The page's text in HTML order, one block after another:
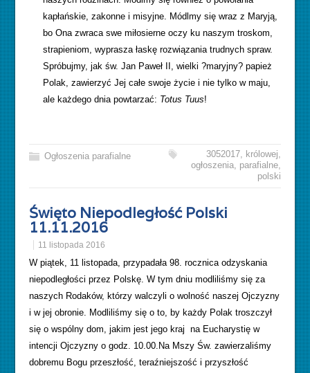
kapłańskie, zakonne i misyjne. Módlmy się wraz z Maryją,
bo Ona zwraca swe miłosierne oczy ku naszym troskom,
strapieniom, wyprasza łaskę rozwiązania trudnych spraw.
Spróbujmy, jak św. Jan Paweł II, wielki ?maryjny? papież
Polak, zawierzyć Jej całe swoje życie i nie tylko w maju,
ale każdego dnia powtarzać: Totus Tuus!
Ogłoszenia parafialne 3052017, królowej,
ogłoszenia, parafialne,
polski
Święto Niepodległość Polski
11.11.2016
11 listopada 2016
W piątek, 11 listopada, przypadała 98. rocznica odzyskania
niepodległości przez Polskę. W tym dniu modliliśmy się za
naszych Rodaków, którzy walczyli o wolność naszej Ojczyzny
i w jej obronie. Modliliśmy się o to, by każdy Polak troszczył
się o wspólny dom, jakim jest jego kraj na Eucharystię w
intencji Ojczyzny o godz. 10.00.Na Mszy Św. zawierzaliśmy
dobremu Bogu przeszłość, teraźniejszość i przyszłość